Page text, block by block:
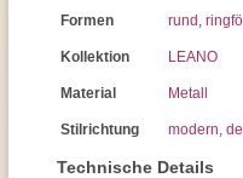
Formen rund ,
Kollektion LEANO
Material Metall
Stilrichtung modern,
Technische Details